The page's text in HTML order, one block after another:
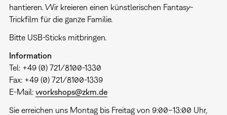
hantieren. Wir kreieren einen künstlerischen Fantasy-
Trickfilm für die ganze Familie.
Bitte USB-Sticks mitbringen.
Information
Tel: +49 (0) 721/8100-1330
Fax: +49 (0) 721/8100-1339
E-Mail: workshops@zkm.de
Sie erreichen uns Montag bis Freitag von 9:00–13:00 Uhr,